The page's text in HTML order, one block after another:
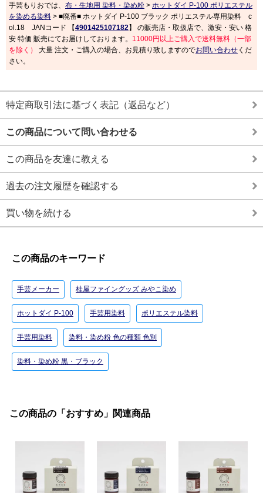
手芸もりおでは、 布・生地用 染料・染め粉 > ホットダイ P-100 ポリエステル
を染める染料 > ■廃番■ ホットダイ P-100 ブラック ポリエステル専用染料 c
ol.18 JANコード 【4901425107182】 の販売店・取扱店で、激安・安い 格
安 特価 販売にてお届けしております。 11000円以上ご購入で送料無料（一部
を除く）
大量 注文・ご購入の場合、お見積り致しますのでお問い合わせ くだ
さい。
特定商取引法に基づく表記（返品など）
この商品について問い合わせる
この商品を友達に教える
過去の注文履歴を確認する
買い物を続ける
この商品のキーワード
手芸メーカー 桂屋ファイングッズ みやこ染め
ホットダイ P-100 手芸用染料 ポリエステル染料
手芸用染料 染料・染め粉 色の種類 色別
染料・染め粉 黒・ブラック
この商品の「おすすめ」関連商品